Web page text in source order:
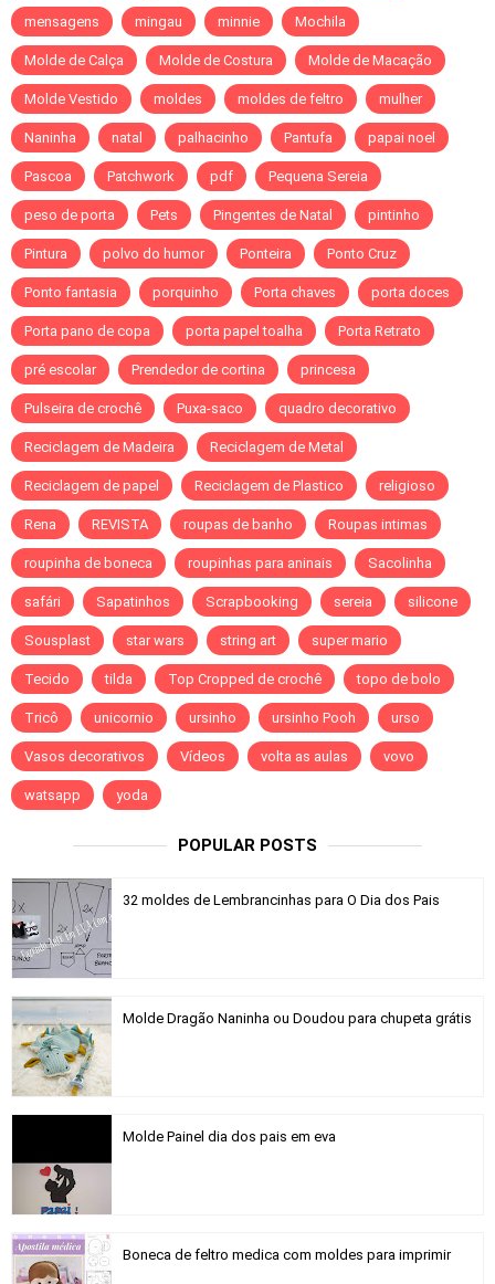
mensagens mingau minnie Mochila
Molde de Calça Molde de Costura Molde de Macação
Molde Vestido moldes moldes de feltro mulher
Naninha natal palhacinho Pantufa papai noel
Pascoa Patchwork pdf Pequena Sereia
peso de porta Pets Pingentes de Natal pintinho
Pintura polvo do humor Ponteira Ponto Cruz
Ponto fantasia porquinho Porta chaves porta doces
Porta pano de copa porta papel toalha Porta Retrato
pré escolar Prendedor de cortina princesa
Pulseira de crochê Puxa-saco quadro decorativo
Reciclagem de Madeira Reciclagem de Metal
Reciclagem de papel Reciclagem de Plastico religioso
Rena REVISTA roupas de banho Roupas intimas
roupinha de boneca roupinhas para aninais Sacolinha
safári Sapatinhos Scrapbooking sereia silicone
Sousplast star wars string art super mario
Tecido tilda Top Cropped de crochê topo de bolo
Tricô unicornio ursinho ursinho Pooh urso
Vasos decorativos Vídeos volta as aulas vovo
watsapp yoda
POPULAR POSTS
32 moldes de Lembrancinhas para O Dia dos Pais
Molde Dragão Naninha ou Doudou para chupeta grátis
Molde Painel dia dos pais em eva
Boneca de feltro medica com moldes para imprimir